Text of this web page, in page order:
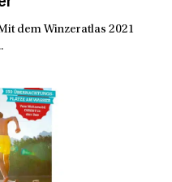
dem Winzeratlas 2021